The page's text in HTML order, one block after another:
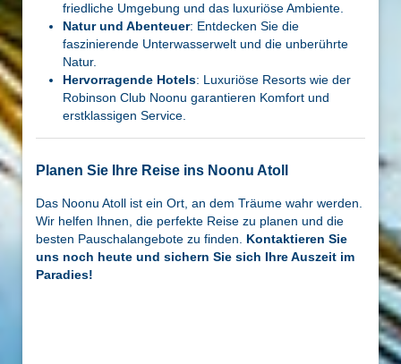
friedliche Umgebung und das luxuriöse Ambiente.
Natur und Abenteuer: Entdecken Sie die
faszinierende Unterwasserwelt und die unberührte
Natur.
Hervorragende Hotels: Luxuriöse Resorts wie der
Robinson Club Noonu garantieren Komfort und
erstklassigen Service.
Planen Sie Ihre Reise ins Noonu Atoll
Das Noonu Atoll ist ein Ort, an dem Träume wahr werden.
Wir helfen Ihnen, die perfekte Reise zu planen und die
besten Pauschalangebote zu finden. Kontaktieren Sie
uns noch heute und sichern Sie sich Ihre Auszeit im
Paradies!